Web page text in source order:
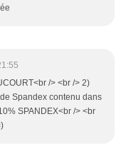
/> <br /> 2)
Spandex contenu dans
SPANDEX<br /> <br